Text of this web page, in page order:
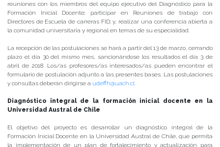
reuniones con los miembros del equipo ejecutivo del Diagnóstico para la
Formación Inicial Docente; participar en Reuniones de trabajo con
Directores de Escuela de carreras FID; y, realizar una conferencia abierta a
la comunidad universitaria y regional en temas de su especialidad.
La recepción de las postulaciones se hará a partir del 13 de marzo, cerrando
plazo el día 30 del mismo mes, sancionándose los resultados el día 3 de
abril de 2018. Los/as profesores/as interesados/as pueden encontrar el
formulario de postulación adjunto a las presentes bases. Las postulaciones
y consultas deberán dirigirse a udeffh@uach.cl
Diagnóstico integral de la formación inicial docente en la
Universidad Austral de Chile
El objetivo del proyecto es desarrollar un diagnóstico integral de la
Formación Inicial Docente en la Universidad Austral de Chile, que permita
la implementación de un plan de fortalecimiento y actualización para